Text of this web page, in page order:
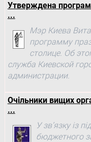
Утверждена
...
Мэр Киева
программу
столице. Об
служба Киевской
администрации.
Очільники вищих
...
У зв’язку із
бюджетного